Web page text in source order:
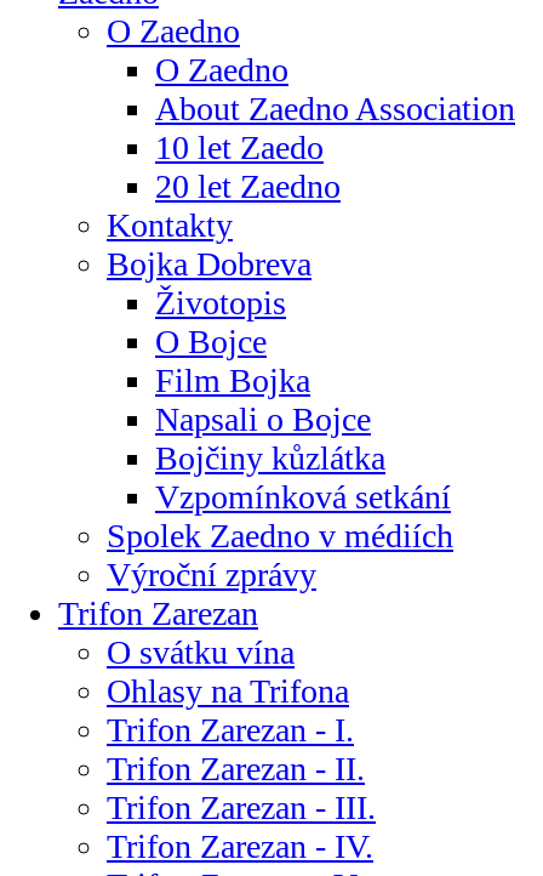
O Zaedno
O Zaedno
About Zaedno Association
10 let Zaedo
20 let Zaedno
Kontakty
Bojka Dobreva
Životopis
O Bojce
Film Bojka
Napsali o Bojce
Bojčiny kůzlátka
Vzpomínková setkání
Spolek Zaedno v médiích
Výroční zprávy
Trifon Zarezan
O svátku vína
Ohlasy na Trifona
Trifon Zarezan - I.
Trifon Zarezan - II.
Trifon Zarezan - III.
Trifon Zarezan - IV.